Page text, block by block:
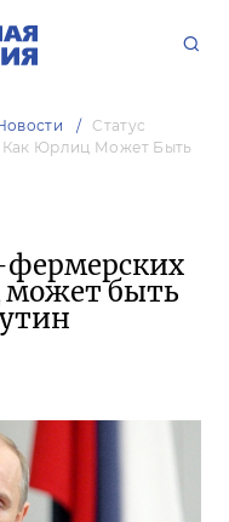
Cтатус
Как Юрлиц Может Быть
фермерских
может быть